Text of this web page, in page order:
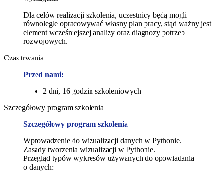
Dla celów realizacji szkolenia, uczestnicy będą mogli
równolegle opracowywać własny plan pracy, stąd ważny jest
element wcześniejszej analizy oraz diagnozy potrzeb
rozwojowych.
Czas trwania
Przed nami:
2 dni, 16 godzin szkoleniowych
Szczegółowy program szkolenia
Szczegółowy program szkolenia
Wprowadzenie do wizualizacji danych w Pythonie.
Zasady tworzenia wizualizacji w Pythonie.
Przegląd typów wykresów używanych do opowiadania
o danych: